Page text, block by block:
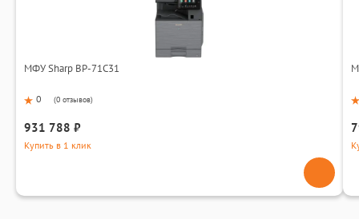
МФУ Sharp BP-71C31
0 (0 отзывов)
931 788 ₽
Купить в 1 клик